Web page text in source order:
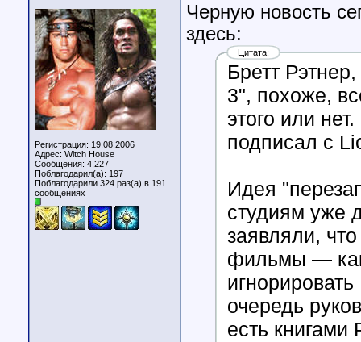
Регистрация: 19.08.2006
Адрес: Witch House
Сообщения: 4,227
Поблагодарил(а): 197
Поблагодарили 324 раз(а) в 191
сообщениях
Черную новость
здесь:
Цитата:
Бретт
3", похоже,
этого или
подписал с
Идея
студиям уже
заявляли,
фильмы —
очередь
есть книгами